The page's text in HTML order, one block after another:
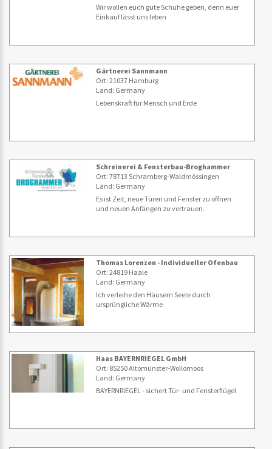
Wir wollen euch gute Schuhe geben, denn euer
Einkauf lässt uns leben
Gärtnerei Sannmann
Ort: 21037 Hamburg
Land: Germany
Lebenskraft für Mensch und Erde
Schreinerei & Fensterbau-Broghammer
Ort: 78713 Schramberg-Waldmössingen
Land: Germany
Es ist Zeit, neue Türen und Fenster zu öffnen
und neuen Anfängen zu vertrauen.
Thomas Lorenzen - Individueller Ofenbau
Ort: 24819 Haale
Land: Germany
Ich verleihe den Häusern Seele durch
ursprüngliche Wärme
Haas BAYERNRIEGEL GmbH
Ort: 85250 Altomünster-Wollomoos
Land: Germany
BAYERNRIEGEL - sichert Tür- und Fensterflügel